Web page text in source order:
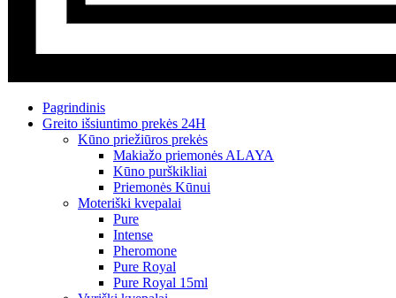
Pagrindinis
Greito išsiuntimo prekės 24H
Kūno priežiūros prekės
Makiažo priemonės ALAYA
Kūno purškikliai
Priemonės Kūnui
Moteriški kvepalai
Pure
Intense
Pheromone
Pure Royal
Pure Royal 15ml